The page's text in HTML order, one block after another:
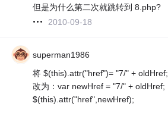
但是为什么第二次就跳转到 8.php?
2010-09-18
superman1986
将 $(this).attr("href")= "7/" + oldHref;
改为：var newHref = "7/" + oldHref;
$(this).attr("href",newHref);